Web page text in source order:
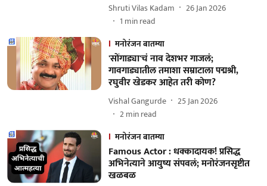
Shruti Vilas Kadam
26 Jan 2026
1 min read
मनोरंजन बातम्या
'सोंगाड्या'चं नाव देशभर गाजलं;
गावगाड्यातील तमाशा सम्राटाला पद्मश्री,
रघुवीर खेडकर आहेत तरी कोण?
Vishal Gangurde
25 Jan 2026
2min read
मनोरंजन बातम्या
Famous Actor : धक्कादायक! प्रसिद्ध
अभिनेत्याने आयुष्य संपवलं; मनोरंजनसृष्टीत
खळबळ